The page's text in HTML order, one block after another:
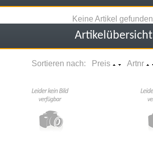
Keine Artikel gefunden
Artikelübersicht
Sortieren nach: Preis Artnr